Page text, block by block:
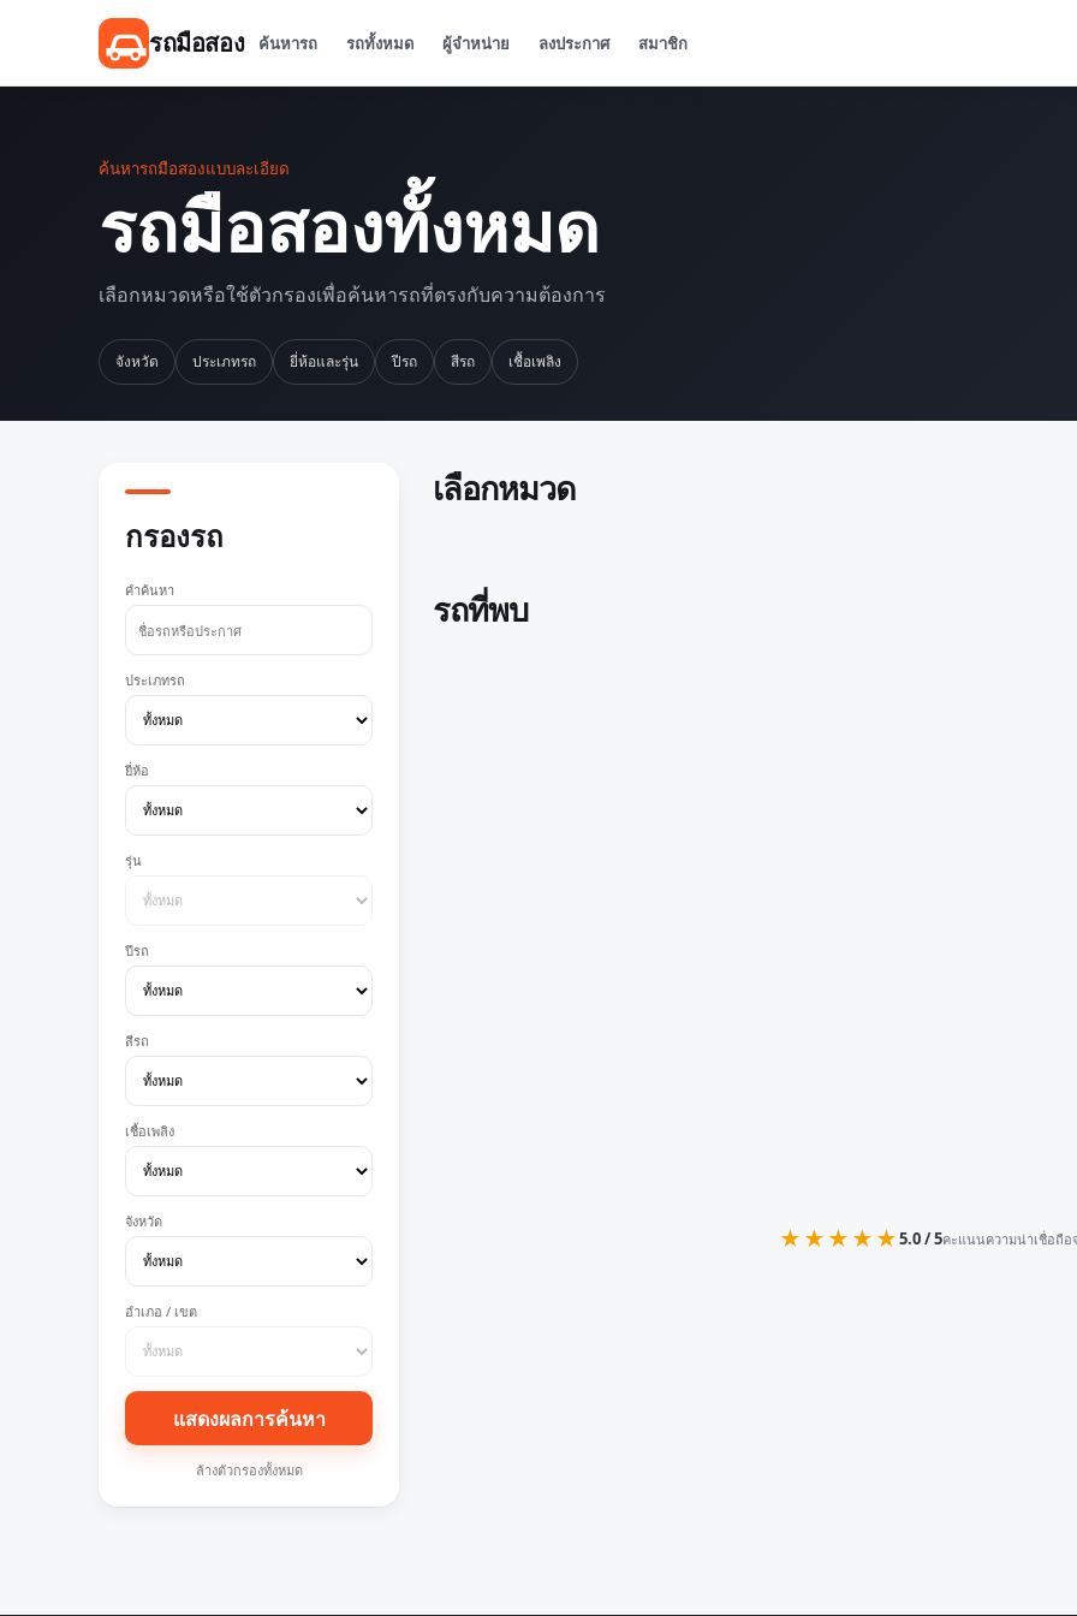
รถมือสอง ค้นหารถ รถทั้งหมด ผู้จำหน่าย ลงประกาศ สมาชิก
ค้นหารถมือสองแบบละเอียด
รถมือสองทั้งหมด
เลือกหมวดหรือใช้ตัวกรองเพื่อค้นหารถที่ตรงกับความต้องการ
จังหวัด ประเภทรถ ยี่ห้อและรุ่น ปีรถ สีรถ เชื้อเพลิง
กรองรถ
คำค้นหา
ประเภทรถ
ยี่ห้อ
รุ่น
ปีรถ
สีรถ
เชื้อเพลิง
จังหวัด
อำเภอ / เขต
แสดงผลการค้นหา
ล้างตัวกรองทั้งหมด
เลือกหมวด
รถที่พบ
★★★★★5.0 / 5คะแนนความน่าเชื่อถือ